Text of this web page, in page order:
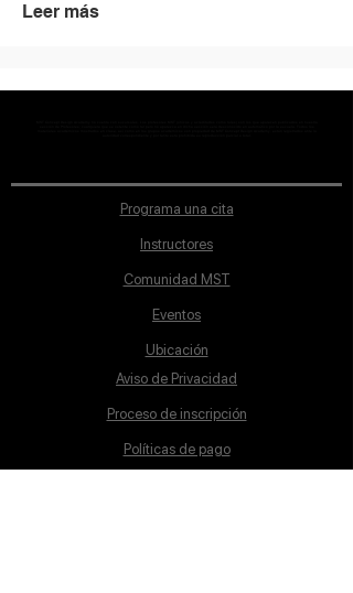
Leer más
Programa una cita
Instructores
Comunidad MST
Eventos
Ubicación
Aviso de Privacidad
Proceso de inscripción
Políticas de pago